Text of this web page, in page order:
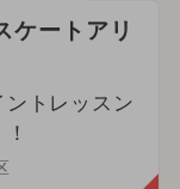
ケートアリ
トレッスン